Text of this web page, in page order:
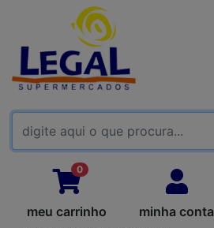
FALE CONOSCO
0
meu carrinho minha conta